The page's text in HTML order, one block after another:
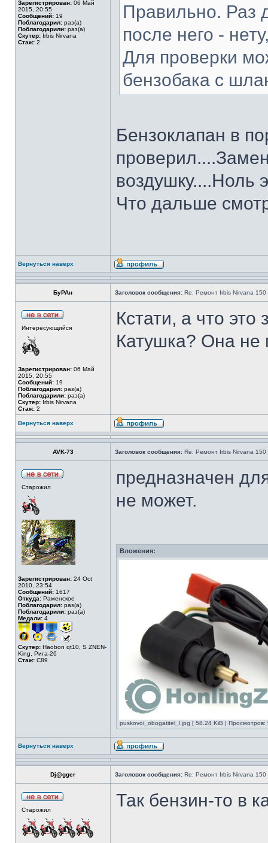
Зарегистрирован: 06 Май
2015, 20:55
Сообщений: 19
Поблагодарил: раз(а)
Поблагодарили: раз(а)
Скутер: Irbis Nirvana
Стаж: 2
Правильно. Раз
после него -
Для проверки
бензобака с
Бензоклапан в
воздушку....Ноль
Что дальше
Вернуться наверх
БуРАн Заголовок сообщения: Re: Ремонт Irbis Nirvana 150
Интересующийся
Зарегистрирован: 06 Май
2015, 20:55
Сообщений: 19
Поблагодарил: раз(а)
Поблагодарили: раз(а)
Скутер: Irbis Nirvana
Стаж: 2
Кстати, а что
Катушка? Она не
Вернуться наверх
AVK-73 Заголовок сообщения: Re: Ремонт Irbis Nirvana 150
Старожил
Зарегистрирован: 24 Oct
2010, 23:54
Сообщений: 1617
Откуда: Раменское
Поблагодарил: раз(а)
Поблагодарили: раз(а)
Медали: 4
Скутер: Haobon qt10, S ZNEN-
King, Рига-26
Стаж: C89
предназначен
не может.
Вложения:
puskovoi_obogatitel_l.jpg [ 58.24 KiB | Просмотров:
Вернуться наверх
Dj@gger Заголовок сообщения: Re: Ремонт Irbis Nirvana 150
Старожил Так бензин-то в